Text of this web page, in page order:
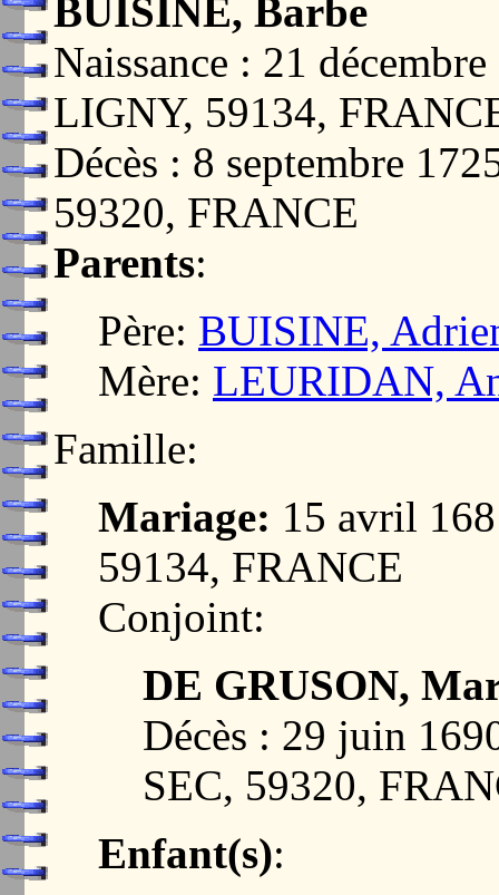
BUISINE, Barbe
Naissance : 21
LIGNY, 59134,
Décès : 8 septembre
59320, FRANCE
Parents:
Père: BUISINE,
Mère: LEURIDAN,
Famille:
Mariage: 15 avril
59134, FRANCE
Conjoint:
DE GRUSON,
Décès : 29 juin
SEC, 59320,
Enfant(s):